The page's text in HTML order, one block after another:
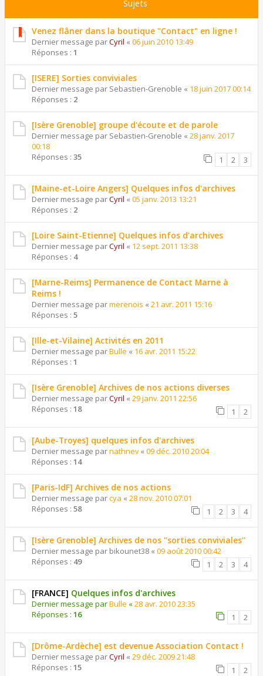
Sujets
Venez flâner dans la boutique "Contact" en ligne !
Dernier message parCyril « 06 juin 2010 13:49
Réponses : 1
[ISERE] Sorties conviviales
Dernier message par Sebastien-Grenoble « 18 juin 2017 00:14
Réponses : 2
[Isère Grenoble] groupe d'écoute et de parole
Dernier message par Sebastien-Grenoble « 28 janv. 2017
00:18
Réponses : 35 1 2 3
[Maine-et-Loire Angers] Quelques infos d'archives
Dernier message parCyril « 05 janv. 2013 13:21
Réponses : 2
[Loire Saint-Etienne] Quelques infos d'archives
Dernier message parCyril « 12 sept. 2011 13:38
Réponses : 4
[Marne-Reims] Permanence de Contact Marne à
Reims !
Dernier message parmerenois « 21 avr. 2011 15:16
Réponses : 5
[Ille-et-Vilaine] Activités en 2011
Dernier message parBulle « 16 avr. 2011 15:22
Réponses : 1
[Isère Grenoble] Archives de nos actions diverses
Dernier message parCyril « 29 janv. 2011 22:56
Réponses : 18 1 2
[Aube-Troyes] quelques infos d'archives
Dernier message parnathnev« 09 déc. 2010 20:04
Réponses : 14
[Paris-IdF] Archives de nos actions
Dernier message parcya « 28 nov. 2010 07:01
Réponses : 58 1 2 3 4
[Isère Grenoble] Archives de nos ''sorties conviviales''
Dernier message par bikounet38 « 09 août 2010 00:42
Réponses : 49 1 2 3 4
[FRANCE] Quelques infos d'archives
Dernier message parBulle «28 avr. 2010 23:35
Réponses : 16 1 2
[Drôme-Ardèche] est devenue Association Contact !
Dernier message parCyril « 29 déc. 2009 21:48
Réponses : 15 1 2